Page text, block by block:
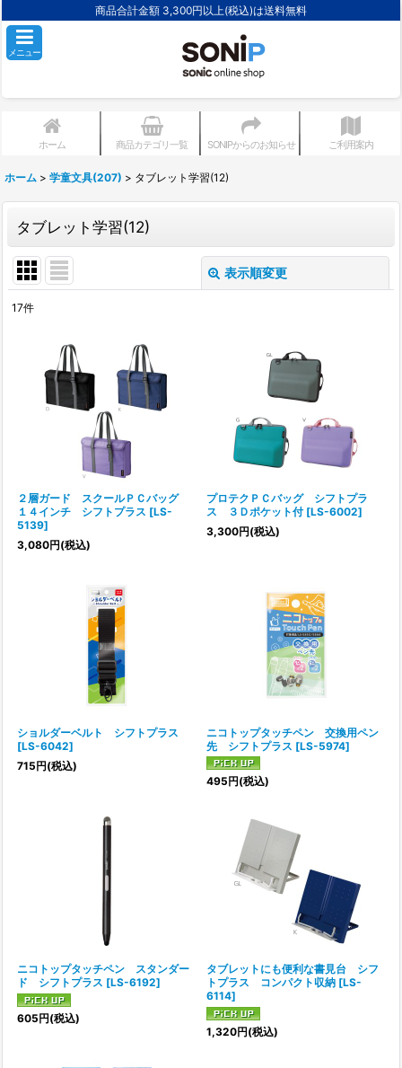
商品合計金額 3,300円以上(税込)は送料無料
メニュー
ホーム 商品カテゴリ一覧 SONIPからのお知らせ ご利用案内
ホーム > 学童文具(207) > タブレット学習(12)
タブレット学習(12)
表示順変更
並び順:
17件
２層ガード スクールＰＣバッグ
１４インチ シフトプラス [LS-
5139]
3,080円(税込)
プロテクＰＣバッグ シフトプラ
ス ３Ｄポケット付 [LS-6002]
3,300円(税込)
ショルダーベルト シフトプラス
[LS-6042]
715円(税込)
ニコトップタッチペン 交換用ペン
先 シフトプラス [LS-5974]
495円(税込)
ニコトップタッチペン スタンダー
ド シフトプラス [LS-6192]
605円(税込)
タブレットにも便利な書見台 シフ
トプラス コンパクト収納 [LS-
6114]
1,320円(税込)